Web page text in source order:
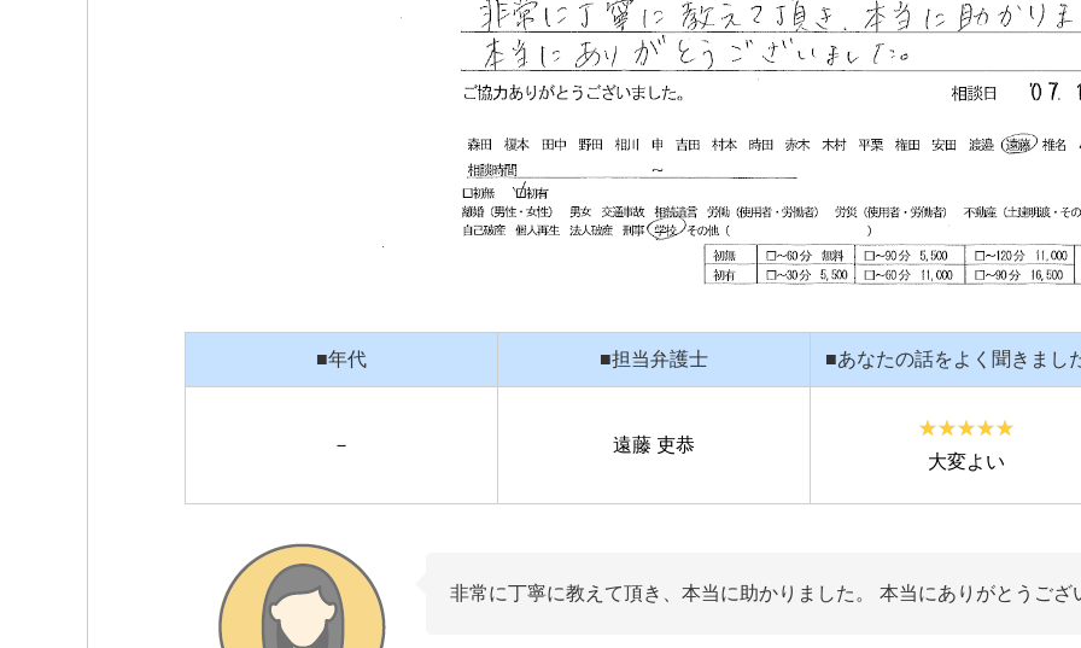
■年代 ■担当弁護士 ■あなたの話をよく聞きまし
－
遠藤 吏恭
大変よい
非常に丁寧に教えて頂き、本当に助かりました。 本当にありがとうござ